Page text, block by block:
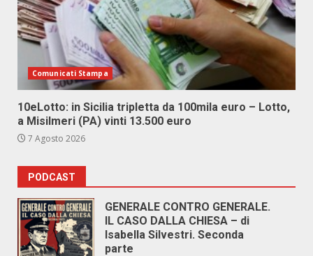
Comunicati Stampa
10eLotto: in Sicilia tripletta da 100mila euro – Lotto,
a Misilmeri (PA) vinti 13.500 euro
7 Agosto 2026
PODCAST
GENERALE CONTRO GENERALE.
IL CASO DALLA CHIESA – di
Isabella Silvestri. Seconda
parte